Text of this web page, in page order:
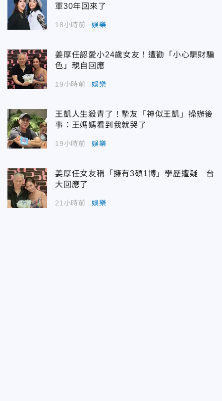
軍30年回來了
18小時前 娛樂
姜厚任認愛小24歲女友！遭勸「小心騙財騙
色」親自回應
19小時前 娛樂
王凱人生殺青了！摯友「神似王凱」操辦後
事：王媽媽看到我就哭了
19小時前 娛樂
姜厚任女友稱「擁有3碩1博」學歷遭疑 台
大回應了
21小時前 娛樂